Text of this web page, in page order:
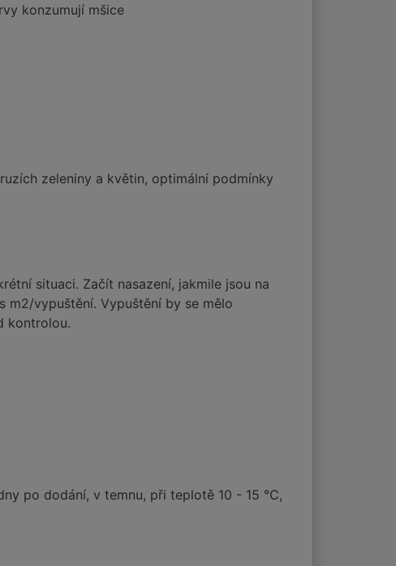
konzumují mšice
zeleniny a květin, optimální podmínky
situaci. Začít nasazení, jakmile jsou na
m2/vypuštění. Vypuštění by se mělo
kontrolou.
po dodání, v temnu, při teplotě 10 - 15 °C,